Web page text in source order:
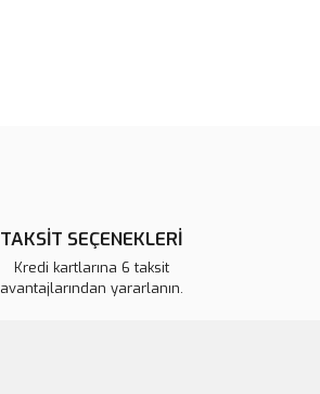
TAKSİT SEÇENEKLERİ
Kredi kartlarına 6 taksit
avantajlarından yararlanın.